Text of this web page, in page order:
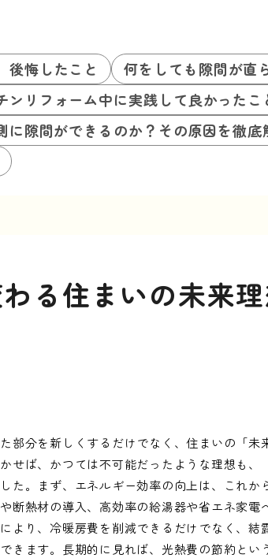
後悔したこと
何をしても隙間が直
ンリフォーム中に実践して良かったこ
に隙間ができるのか？その原因を徹底
る住まいの未来
部分を新しくするだけでなく、住まいの「未
せば、かつては不可能だったような理想も、
た。まず、エネルギー効率の向上は、これか
断熱材の導入、高効率の給湯器や省エネ家電
より、冷暖房費を削減できるだけでなく、結
きます。長期的に見れば、光熱費の節約とい